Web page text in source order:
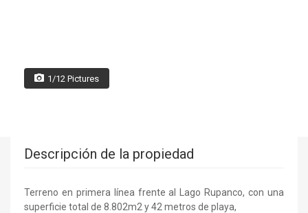
1/12 Pictures
Descripción de la propiedad
Terreno en primera línea frente al Lago Rupanco, con una
superficie total de 8.802m2 y 42 metros de playa,